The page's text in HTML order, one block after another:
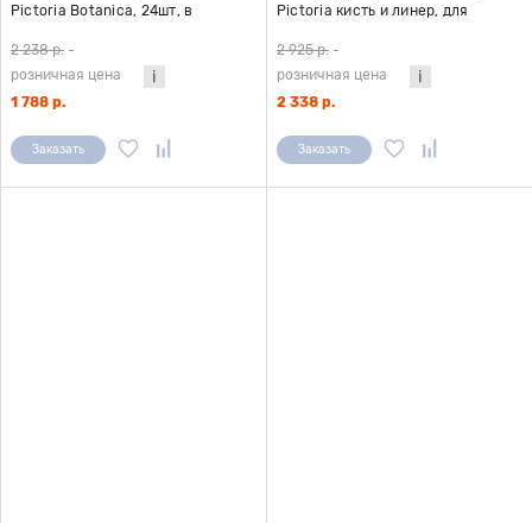
Pictoria Botanica, 24шт, в
2 238 р. -
розничная цена
1 788 р.
Заказать
Pictoria кисть и линер, для
цветов
2 925 р. -
розничная цена
2 338 р.
Заказать